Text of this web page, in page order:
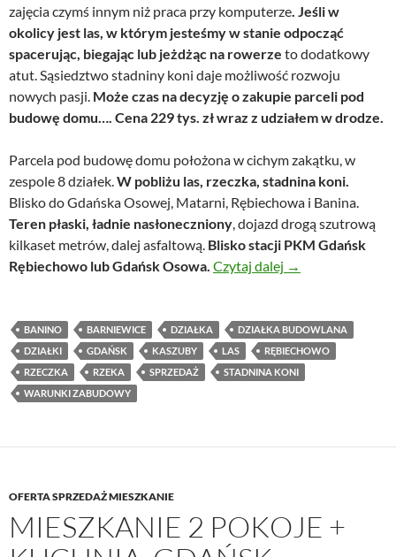
zajęcia czymś innym niż praca przy komputerze. Jeśli w
okolicy jest las, w którym jesteśmy w stanie odpocząć
spacerując, biegając lub jeżdżąc na rowerze to dodatkowy
atut. Sąsiedztwo stadniny koni daje możliwość rozwoju
nowych pasji. Może czas na decyzję o zakupie parceli pod
budowę domu…. Cena 229 tys. zł wraz z udziałem w drodze.
Parcela pod budowę domu położona w cichym zakątku, w
zespole 8 działek.W pobliżu las, rzeczka, stadnina koni.
Blisko do Gdańska Osowej, Matarni, Rębiechowa i Banina.
Teren płaski, ładnie nasłoneczniony, dojazd drogą szutrową
kilkaset metrów, dalej asfaltową. Blisko stacji PKM Gdańsk
Rębiechowo lub Gdańsk Osowa. Czytaj dalej Działka przy
→
BANINO BARNIEWICE DZIAŁKA
DZIAŁKA BUDOWLANA
DZIAŁKI
GDAŃSK KASZUBY LAS
RĘBIECHOWO
RZECZKA
RZEKA SPRZEDAŻ
STADNINA KONI
WARUNKI ZABUDOWY
OFERTA SPRZEDAŻ MIESZKANIE
MIESZKANIE 2 POKOJE +